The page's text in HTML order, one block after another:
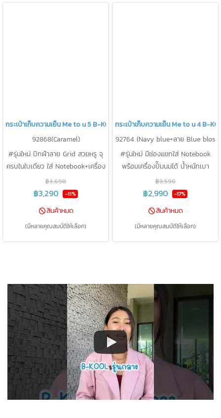
กระเป๋าเก็บความเย็น Me to u 5 B-KOOL
92868(Caramel)
#รุ่นใหม่ ปักผ้าลาย Grid สวยหรู จุ
ครบในใบเดียว ใส่ Notebook+เครื่อง
ปั๊มได้ทุกรุ่น + กล่องเก็บกรวยปั๊ม
Hands-free หรือขวดนมได้ถึง 8
เก็บความเย็นใบเล็กอยู่ข้างใน)
฿3,690
฿3,290 -11%
สินค้าหมด
(มีหลายคุณสมบัติให้เลือก)
กระเป๋าเก็บความเย็น Me to u 4 B-
92764 (Navy blue+ลาย Blue blos
som)
#รุ่นใหม่ มีช่องแยกใส่ Notebook
พร้อมเครื่องปั๊มนมได้ น้ำหนักเบา
ขนาดกะทัดรัด 1 Set มีกระเป๋า 2 ใบ
เก็บขวดนม 8oz ได้ 4 ขวด + ขวด
9.3°C นาน 15 ชม.
฿3,590
฿2,990 -17%
สินค้าหมด
(มีหลายคุณสมบัติให้เลือก)